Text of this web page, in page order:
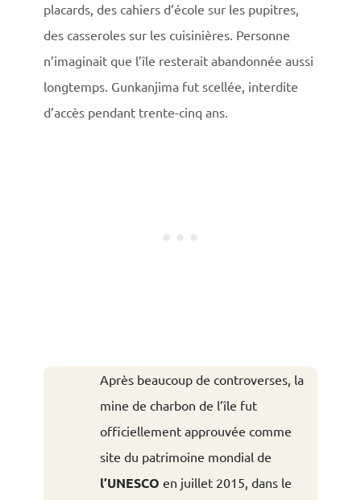
placards, des cahiers d’école sur les pupitres,
des casseroles sur les cuisinières. Personne
n’imaginait que l’île resterait abandonnée aussi
longtemps. Gunkanjima fut scellée, interdite
d’accès pendant trente-cinq ans.
Après beaucoup de controverses, la
mine de charbon de l’île fut
officiellement approuvée comme
site du patrimoine mondial de
l’UNESCO en juillet 2015, dans le